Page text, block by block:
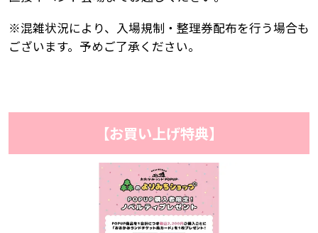
※混雑状況により、入場規制・整理券配布を行う場合も
ございます。予めご了承ください。
【お買い上げ特典】